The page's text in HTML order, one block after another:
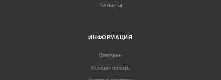
Контакты
ИНФОРМАЦИЯ
Магазины
Условия оплаты